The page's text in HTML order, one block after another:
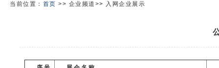
当前位置： 首页 >> 企业频道>> 入网企业展示